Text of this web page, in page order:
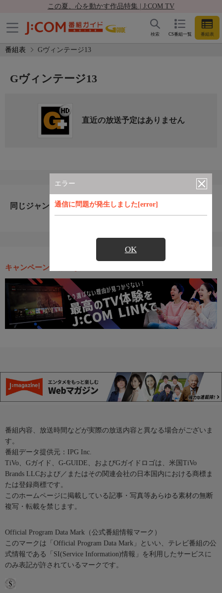
この夏、心を動かす作品特集 | J:COM TV
CS番組一覧 番組表
検索
番組表 Gヴィンテージ13
エラー
通信に問題が発生しました[error]
OK
Gヴィンテージ13
直近の放送予定はありません
同じジャンルのおすすめ番組
キャンペーン・お得な情報
番組内容、放送時間などが実際の放送内容と異なる場合がございま
す。
番組データ提供元：IPG Inc.
TiVo、Gガイド、G-GUIDE、およびGガイドロゴは、米国TiVo
Brands LLCおよび／またはその関連会社の日本国内における商標ま
たは登録商標です。
このホームページに掲載している記事・写真等あらゆる素材の無断
複写・転載を禁じます。
Official Program Data Mark（公式番組情報マーク）
このマークは「Official Program Data Mark」といい、テレビ番組の公
式情報である「SI(Service Information)情報」を利用したサービスに
のみ表記が許されているマークです。